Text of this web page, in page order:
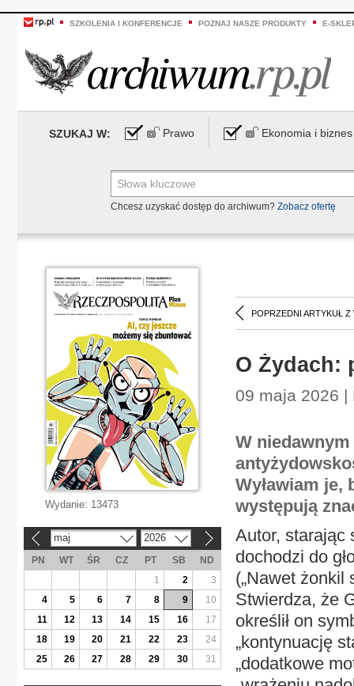
SZKOLENIA I KONFERENCJE POZNAJ NASZE PRODUKTY E-
SZUKAJ W: Prawo Ekonomia i biznes
Chcesz uzyskać dostęp do archiwum? Zobacz ofertę
POPRZEDNI ARTYKUŁ Z
O Żydach:
09 maja 2026
W
Wyławiam
występują
Autor, starając
dochodzi do
(„Nawet żonkil
Stwierdza, że
określił on
„kontynuację
„dodatkowe
Wydanie: 13473
maj 2026
PN WT ŚR CZ PT SB
ND
1
2
3
4
5 6 7 8 9
10
11
12 13 14 15 16
17
18
19 20 21 22 23
24
25
26 27 28 29 30 31